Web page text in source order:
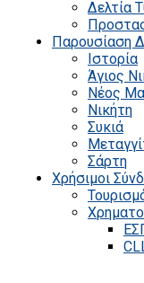
Δελτία
Παρουσίαση
Ιστορία
Άγιος
Νέος
Νικήτη
Συκιά
Σάρτη
Χρήσιμοι